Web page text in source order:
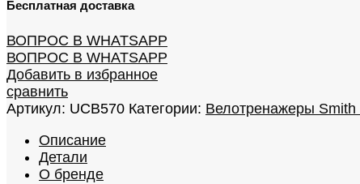
Бесплатная доставка
ВОПРОС В WHATSAPP
ВОПРОС В WHATSAPP
Добавить в избранное
сравнить
Артикул: UCB570 Категории: Велотренажеры Smith
Описание
Детали
О бренде